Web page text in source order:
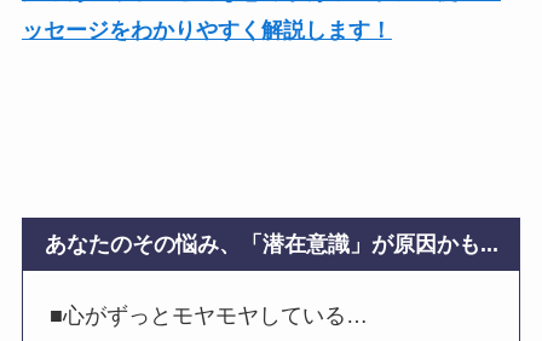
ッセージをわかりやすく解説します！
あなたのその悩み、「潜在意識」が原因かも...
■心がずっとモヤモヤしている…